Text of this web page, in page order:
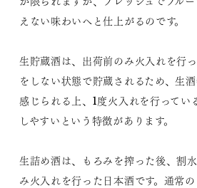
えない味わいへと仕上がるのです。
生貯蔵酒は、出荷前のみ火入れを行
をしない状態で貯蔵されるため、生
感じられる上、1度火入れを行ってい
しやすいという特徴があります。
生詰め酒は、もろみを搾った後、割
み火入れを行った日本酒です。通常